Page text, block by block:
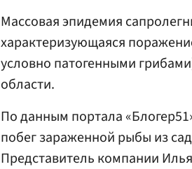
Массовая эпидемия
характеризующаяся
условно патогенными
области.
По данным портала
побег зараженной рыбы из
Представитель компании